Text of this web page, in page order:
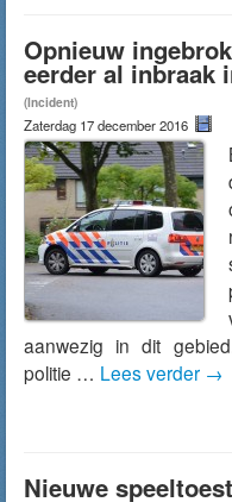
Opnieuw
eerder al inbraak
(Incident)
Zaterdag 17 december 2016
aanwezig in dit
politie … Lees verder →
Nieuwe